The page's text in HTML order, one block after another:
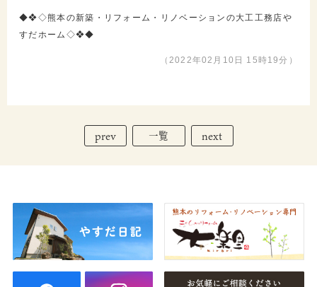
◆❖◇熊本の新築・リフォーム・リノベーションの大工工務店や
すだホーム◇❖◆
（2022年02月10日 15時19分）
prev 一覧 next